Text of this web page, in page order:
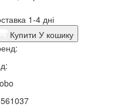
1-4 дні
Купити У кошику